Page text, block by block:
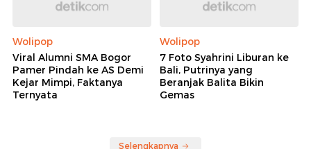
Wolipop
Viral Alumni SMA Bogor
Pamer Pindah ke AS Demi
Kejar Mimpi, Faktanya
Ternyata
Wolipop
7 Foto Syahrini Liburan ke
Bali, Putrinya yang
Beranjak Balita Bikin
Gemas
Selengkapnya